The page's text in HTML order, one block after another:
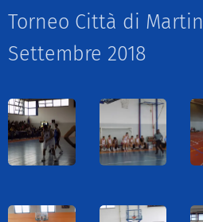
Torneo Città di
Settembre 2018